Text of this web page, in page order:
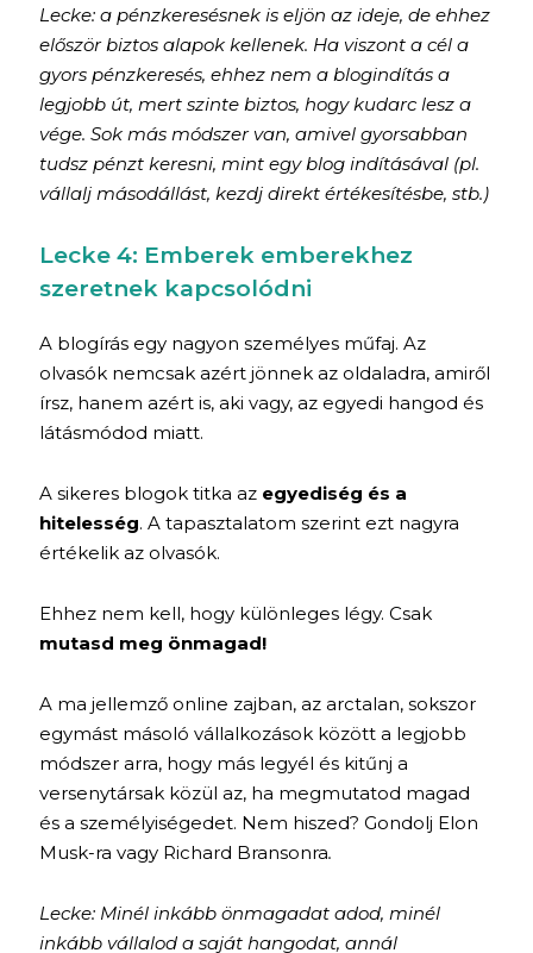
Lecke: a pénzkeresésnek is eljön az ideje, de ehhez
először biztos alapok kellenek. Ha viszont a cél a
gyors pénzkeresés, ehhez nem a blogindítás a
legjobb út, mert szinte biztos, hogy kudarc lesz a
vége. Sok más módszer van, amivel gyorsabban
tudsz pénzt keresni, mint egy blog indításával (pl.
vállalj másodállást, kezdj direkt értékesítésbe, stb.)
Lecke 4: Emberek emberekhez
szeretnek kapcsolódni
A blogírás egy nagyon személyes műfaj. Az
olvasók nemcsak azért jönnek az oldaladra, amiről
írsz, hanem azért is, aki vagy, az egyedi hangod és
látásmódod miatt.
A sikeres blogok titka az egyediség és a
hitelesség. A tapasztalatom szerint ezt nagyra
értékelik az olvasók.
Ehhez nem kell, hogy különleges légy. Csak
mutasd meg önmagad!
A ma jellemző online zajban, az arctalan, sokszor
egymást másoló vállalkozások között a legjobb
módszer arra, hogy más legyél és kitűnj a
versenytársak közül az, ha megmutatod magad
és a személyiségedet. Nem hiszed? Gondolj Elon
Musk-ra vagy Richard Bransonra.
Lecke: Minél inkább önmagadat adod, minél
inkább vállalod a saját hangodat, annál